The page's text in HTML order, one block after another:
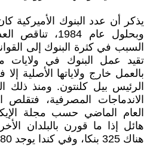
وبحلول عام
السبب في كثرة البنوك إلى
تقيد عمل البنوك في ولايات
الرئيس بيل كلنتون. ومنذ
العام الماضي حسب مجلة
هائل إذا ما قورن بالبلدان
هناك 325 بنكا، وفي كندا يوجد 80 بنكا فقط.